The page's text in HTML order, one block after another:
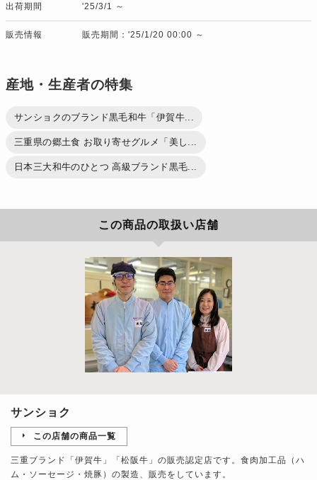
出荷期間 '25/3/1 ～
販売情報 販売期間：'25/1/20 00:00 ～
産地・生産者の特集
サンショクのブランド黒毛和牛「伊賀牛...
三重県の郷土食 お取り寄せグルメ「美し...
日本三大和牛のひとつ 高級ブランド黒毛...
この商品の取扱い店舗
サンショク
この店舗の商品一覧
三重ブランド「伊賀牛」「松阪牛」の販売認定店です。食肉加工品（ハ
ム・ソーセージ・焼豚）の製造、販売をしています。